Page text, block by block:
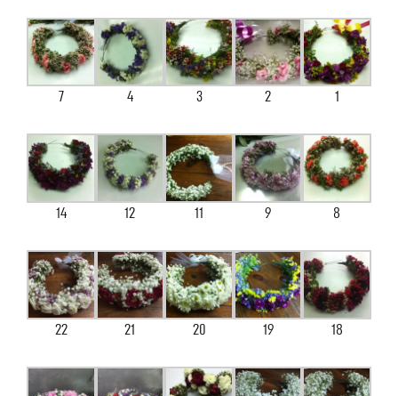
1
2
3
4
7
8
9
11
12
14
18
19
20
21
22